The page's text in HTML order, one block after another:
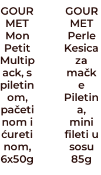
GOUR
MET
Mon
Petit
Multip
ack, s
piletin
om,
pačeti
nom i
ćureti
nom,
6x50g
GOUR
MET
Perle
Kesica
za
mačk
e
Piletin
a,
mini
fileti u
sosu
85g